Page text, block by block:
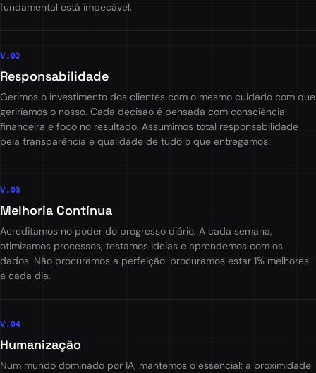
fundamental está impecável.
V.02
Responsabilidade
Gerimos o investimento dos clientes com o mesmo cuidado com que
geriríamos o nosso. Cada decisão é pensada com consciência
financeira e foco no resultado. Assumimos total responsabilidade
pela transparência e qualidade de tudo o que entregamos.
V.03
Melhoria Contínua
Acreditamos no poder do progresso diário. A cada semana,
otimizamos processos, testamos ideias e aprendemos com os
dados. Não procuramos a perfeição: procuramos estar 1% melhores
a cada dia.
V.04
Humanização
Num mundo dominado por IA, mantemos o essencial: a proximidade